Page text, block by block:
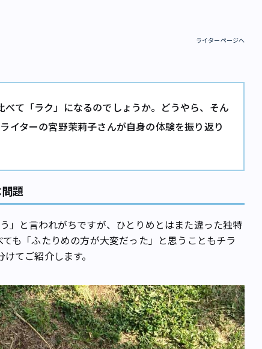
ライターページへ
て「ラク」になるのでしょうか。どうやら、そん
イターの宮野茉莉子さんが自身の体験を振り返り
題
」と言われがちですが、ひとりめとはまた違った独特
も「ふたりめの方が大変だった」と思うこともチラ
てご紹介します。